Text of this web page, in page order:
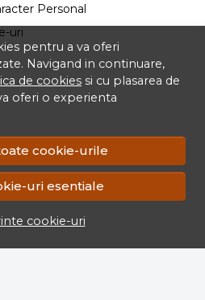
pentru a va oferi
Navigand in continuare,
de cookies si cu plasarea de
oferi o experienta
cookie-urile
uri esentiale
cookie-uri
Personal
uri